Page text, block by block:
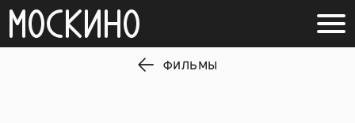
ФИЛЬМЫ